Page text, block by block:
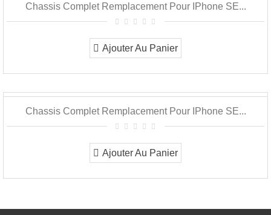
Chassis Complet Remplacement Pour IPhone SE...
Ajouter Au Panier
Chassis Complet Remplacement Pour IPhone SE...
Ajouter Au Panier